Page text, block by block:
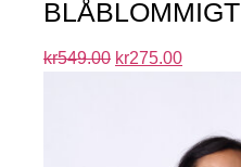
BLÅBLOMMIGT
kr549.00 kr275.00